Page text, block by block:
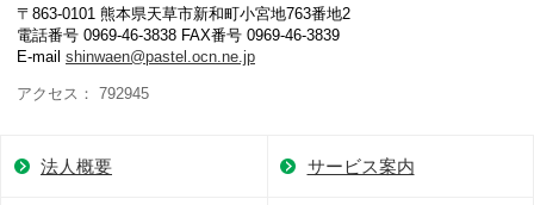
〒863-0101 熊本県天草市新和町小宮地763番地2
電話番号 0969-46-3838 FAX番号 0969-46-3839
E-mail shinwaen@pastel.ocn.ne.jp
アクセス： 792945
法人概要 サービス案内